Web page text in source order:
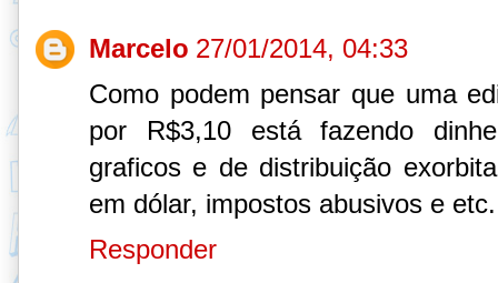
Marcelo 27/01/2014, 04:33
Como podem pensar que uma
por R$3,10 está fazendo
graficos e de distribuição
em dólar, impostos abusivos e
Responder